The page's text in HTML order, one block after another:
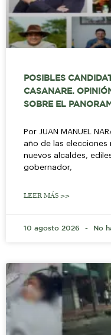
POSIBLES
CASANARE.
SOBRE EL
Por JUAN MANUEL
año de las elecciones
nuevos alcaldes,
gobernador,
LEER MÁS >>
10 agosto 2026 No